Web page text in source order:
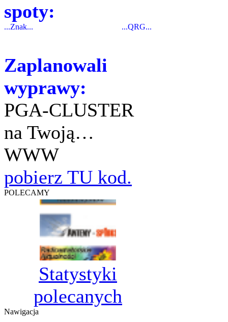
spoty:
...Znak... ...QRG...
Zaplanowali
wyprawy:
PGA-CLUSTER
na Twoją…
WWW
pobierz TU kod.
POLECAMY
Statystyki
polecanych
Nawigacja